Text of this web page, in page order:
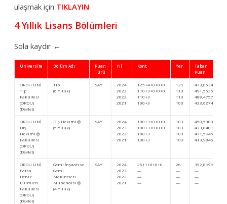
ulaşmak için TIKLAYIN
4 Yıllık Lisans Bölümleri
Sola kaydır ←
Üniversite Bölüm Adı
Puan
Türü
Yıl Kont. Yer.
Taban
Puan
ORDU ÜNİ.
Tıp
Fakültesi
(ORDU)
(Devlet)
Tıp
(6 Yıllık)
SAY
2024
2023
2022
2021
125+4+0+0+0
110+3+0+0+0
110+3
100+3
129
113
113
103
473,0534
491,55355
488,47571
433,62740
ORDU ÜNİ.
Diş
Hekimliği
Fakültesi
(ORDU)
(Devlet)
Diş Hekimliği
(5 Yıllık)
SAY
2024
2023
2022
2021
100+3+0+0+0
100+3+0+0+0
100+3
100+3
103
103
103
103
450,50033
473,04010
471,59458
413,98461
ORDU ÜNİ.
Fatsa
Deniz
Bilimleri
Fakültesi
(ORDU)
(Devlet)
Gemi İnşaatı ve
Gemi
Makineleri
Mühendisliği
(4 Yıllık)
SAY
2024
2023
2022
2021
25+1+0+0+0
—
—
—
26
—
—
—
352,89999
—
—
—